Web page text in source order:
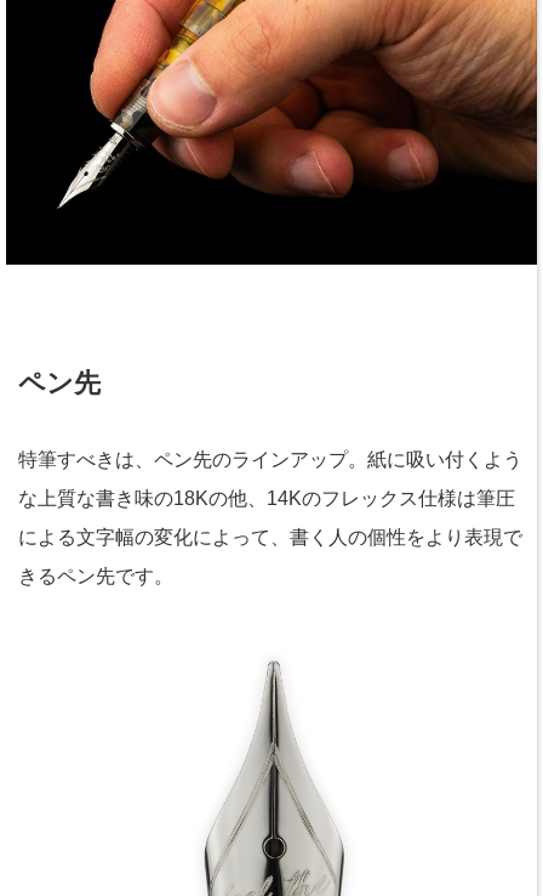
ペン先
特筆すべきは、ペン先のラインアップ。紙に吸い付くよう
な上質な書き味の18Kの他、14Kのフレックス仕様は筆圧
による文字幅の変化によって、書く人の個性をより表現で
きるペン先です。